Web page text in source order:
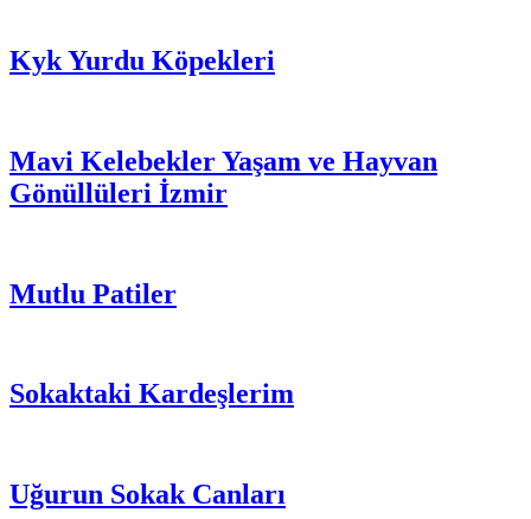
Kyk Yurdu Köpekleri
Mavi Kelebekler Yaşam ve Hayvan
Gönüllüleri İzmir
Mutlu Patiler
Sokaktaki Kardeşlerim
Uğurun Sokak Canları